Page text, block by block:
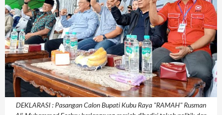
DEKLARASI : Pasangan Calon Bupati Kubu Raya "RAMAH" Rusman